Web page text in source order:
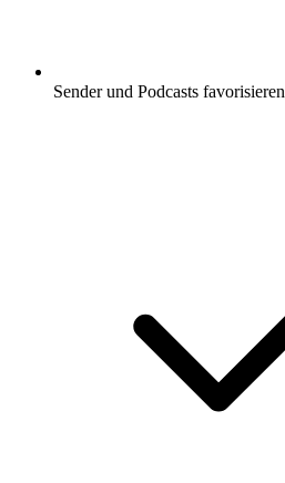
Sender und Podcasts favorisieren